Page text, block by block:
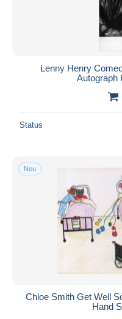
Lenny Henry
Autograph
Status
Neu
Chloe Smith Get Well
Hand